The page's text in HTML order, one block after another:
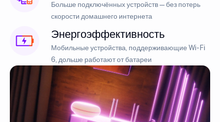
Больше подключённых устройств — без потерь
скорости домашнего интернета
Энергоэффективность
Мобильные устройства, поддерживающие Wi-Fi
6, дольше работают от батареи